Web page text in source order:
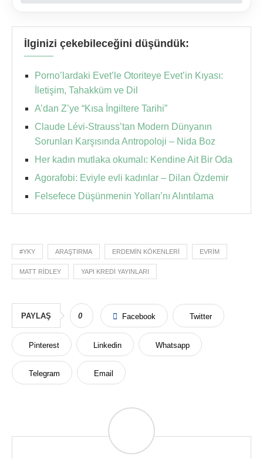
İlginizi çekebileceğini düşündük:
Porno’lardaki Evet’le Otoriteye Evet’in Kıyası:
İletişim, Tahakküm ve Dil
A’dan Z’ye “Kısa İngiltere Tarihi”
Claude Lévi-Strauss’tan Modern Dünyanın
Sorunları Karşısında Antropoloji – Nida Boz
Her kadın mutlaka okumalı: Kendine Ait Bir Oda
Agorafobi: Eviyle evli kadınlar – Dilan Özdemir
Felsefece Düşünmenin Yolları’nı Alıntılama
#YKY ARAŞTIRMA ERDEMIN KÖKENLERI EVRIM
MATT RIDLEY YAPI KREDI YAYINLARI
PAYLAŞ 0 Facebook Twitter
Pinterest Linkedin Whatsapp
Telegram Email